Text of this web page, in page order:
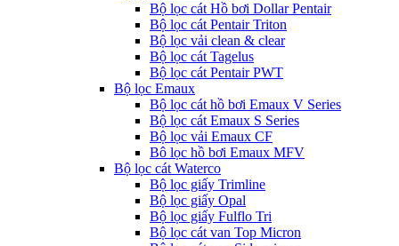
Bộ lọc cát Hồ bơi Dollar Pentair
Bộ lọc cát Pentair Triton
Bộ lọc vải clean & clear
Bộ lọc cát Tagelus
Bộ lọc cát Pentair PWT
Bộ lọc Emaux
Bộ lọc cát hồ bơi Emaux V Series
Bộ lọc cát Emaux S Series
Bộ lọc vải Emaux CF
Bô lọc hồ bơi Emaux MFV
Bộ lọc cát Waterco
Bộ lọc giấy Trimline
Bộ lọc giấy Opal
Bộ lọc giấy Fulflo Tri
Bộ lọc cát van Top Micron